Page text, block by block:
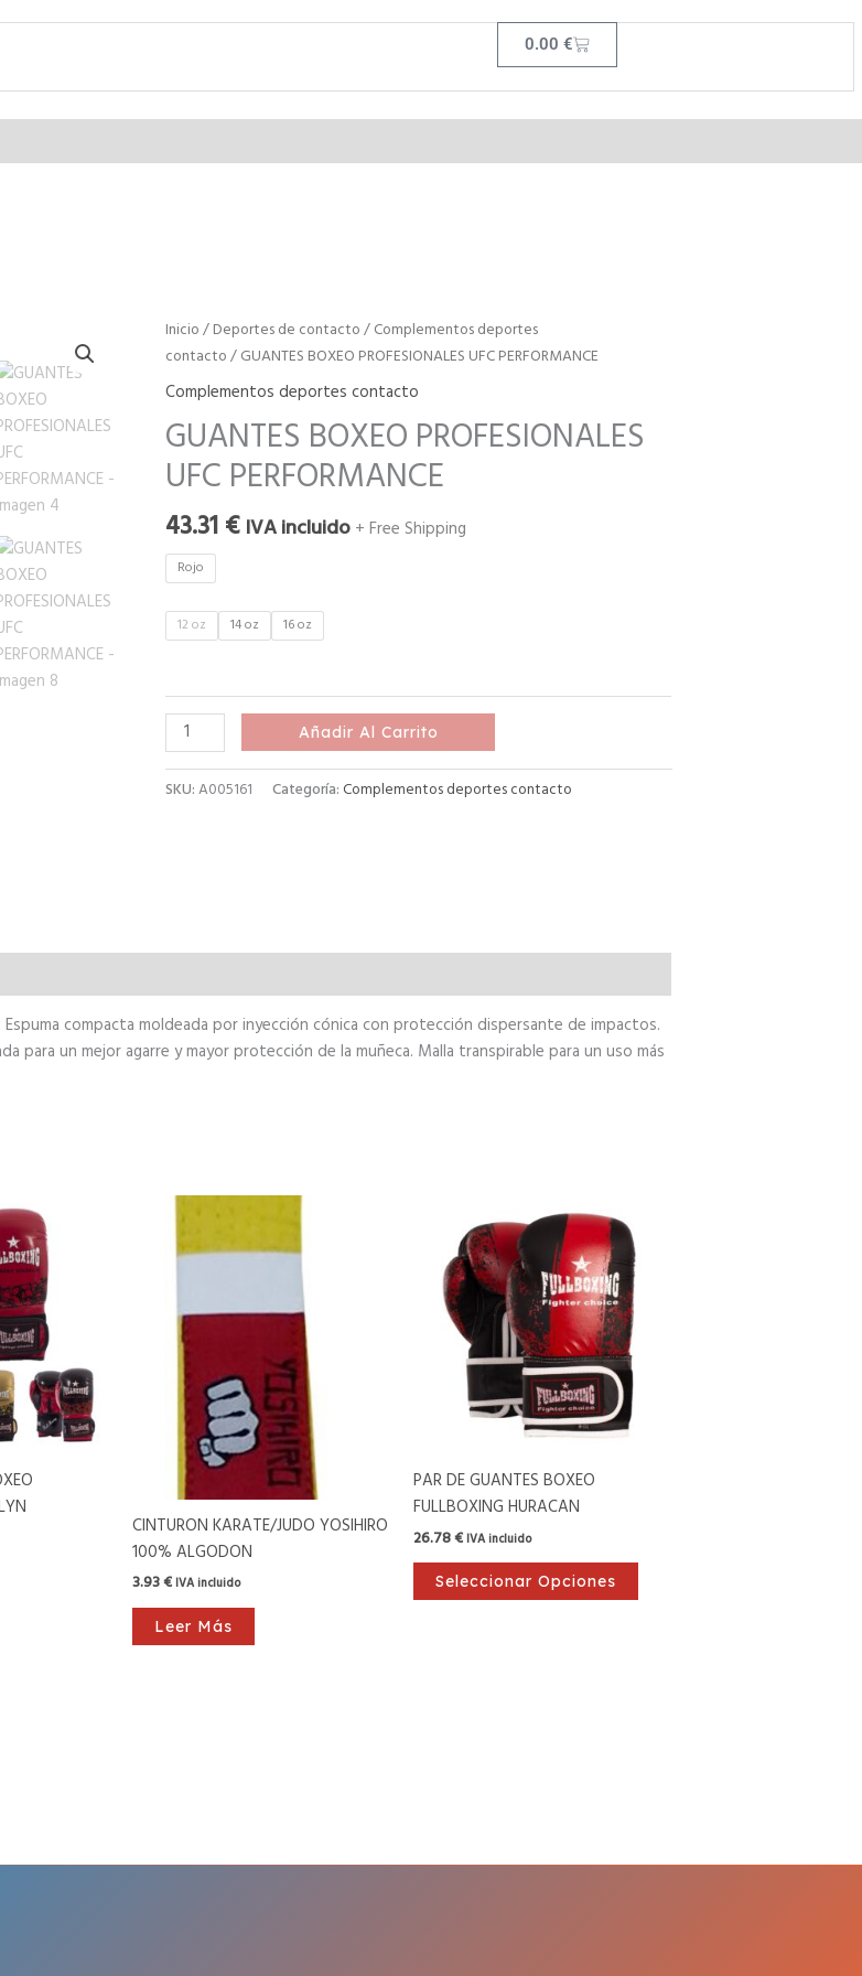
0.00 €Cart
Inicio/Deportes de contacto/Complementos deportes
contacto/ GUANTES BOXEO PROFESIONALES UFC PERFORMANCE
Complementos deportes contacto
GUANTES BOXEO PROFESIONALES
UFC PERFORMANCE
43.31€ IVA incluido + Free Shipping
Rojo
12 oz 14 oz 16 oz
GUANTES
BOXEO
PROFESIONALES
PERFORMANCE
cantidad
Añadir Al Carrito
SKU:A005161 Categoría: Complementos deportes contacto
compacta moldeada por inyección cónica con protección dispersante de impactos.
para un mejor agarre y mayor protección de la muñeca. Malla transpirable para un uso más
CINTURON KARATE/JUDO YOSIHIRO
100% ALGODON
3.93€IVA incluido
Leer Más
PAR DE GUANTES BOXEO
FULLBOXING HURACAN
26.78€IVA incluido
Seleccionar Opciones